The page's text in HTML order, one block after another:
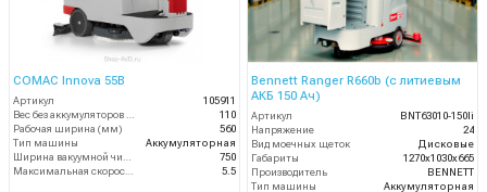
COMAC Innova 55B
Артикул
105911
110
Рабочая ширина (мм)
560
Тип машины
Аккумуляторная
750
5.5
Bennett Ranger R660b (с литиевым
АКБ 150 Ач)
Артикул
BNT63010-150li
Напряжение
24
Вид моечных щеток
Дисковые
Габариты
1270х1030х665
Производитель
BENNETT
Тип машины
Аккумуляторная